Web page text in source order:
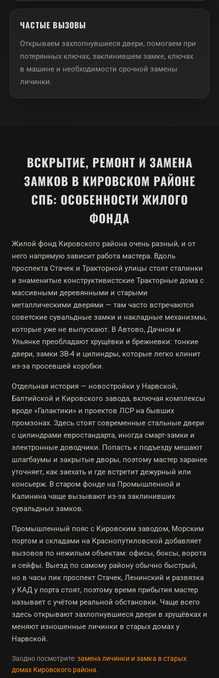
ЧАСТЫЕ ВЫЗОВЫ
Открываем захлопнувшиеся двери, помогаем при
потерянных ключах, заклинившем замке, ключах
в машине и необходимости срочной замены
личинки.
ВСКРЫТИЕ, РЕМОНТ И ЗАМЕНА
ЗАМКОВ В КИРОВСКОМ РАЙОНЕ
СПБ: ОСОБЕННОСТИ ЖИЛОГО
ФОНДА
Жилой фонд Кировского района очень разный, и от
него напрямую зависит работа мастера. Вдоль
проспекта Стачек и Тракторной улицы стоят сталинки
и знаменитые конструктивистские Тракторные дома с
массивными деревянными и старыми
металлическими дверями — там часто встречаются
советские сувальдные замки и накладные механизмы,
которые уже не выпускают. В Автово, Дачном и
Ульянке преобладают хрущёвки и брежневки: тонкие
двери, замки ЗВ-4 и цилиндры, которые легко клинит
из-за просевшей коробки.
Отдельная история — новостройки у Нарвской,
Балтийской и Кировского завода, включая комплексы
вроде «Галактики» и проектов ЛСР на бывших
промзонах. Здесь стоят современные стальные двери
с цилиндрами евростандарта, иногда смарт-замки и
электронные доводчики. Попасть к подъезду мешают
шлагбаумы и закрытые дворы, поэтому мастер заранее
уточняет, как заехать и где встретит дежурный или
консьерж. В старом фонде на Промышленной и
Калинина чаще вызывают из-за заклинивших
сувальдных замков.
Промышленный пояс с Кировским заводом, Морским
портом и складами на Краснопутиловской добавляет
вызовов по нежилым объектам: офисы, боксы, ворота
и сейфы. Выезд по самому району обычно быстрый,
но в часы пик проспект Стачек, Ленинский и развязка
у КАД у порта стоят, поэтому время прибытия мастер
называет с учётом реальной обстановки. Чаще всего
здесь открывают захлопнувшиеся двери в хрущёвках и
меняют изношенные личинки в старых домах у
Нарвской.
Заодно посмотрите:замена личинки и замка в старых
домах Кировского района.